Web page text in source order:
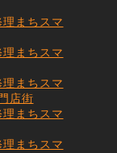
まちスマ
まちスマ
まちスマ
店街
まちスマ
まちスマ